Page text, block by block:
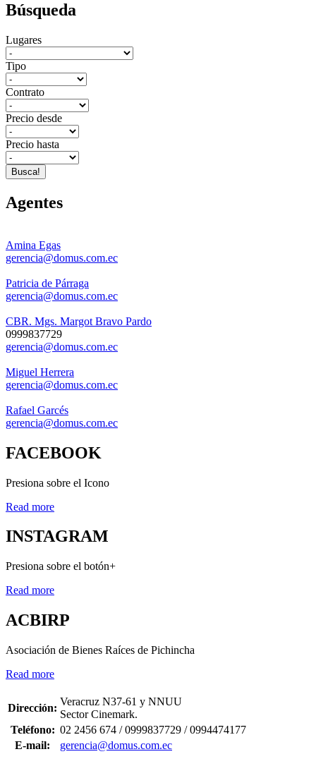
Búsqueda
Lugares
Tipo
Contrato
Precio desde
Precio hasta
Busca!
Agentes
Amina Egas
gerencia@domus.com.ec
Patricia de Párraga
gerencia@domus.com.ec
CBR. Mgs. Margot Bravo Pardo
0999837729
gerencia@domus.com.ec
Miguel Herrera
gerencia@domus.com.ec
Rafael Garcés
gerencia@domus.com.ec
FACEBOOK
Presiona sobre el Icono
Read more
INSTAGRAM
Presiona sobre el botón+
Read more
ACBIRP
Asociación de Bienes Raíces de Pichincha
Read more
Dirección:
Veracruz N37-61 y NNUU
Sector Cinemark.
Teléfono: 02 2456 674 / 0999837729 / 0994474177
E-mail:
gerencia@domus.com.ec